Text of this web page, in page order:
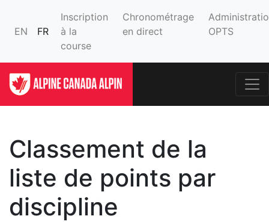
EN FR
Inscription
à la
course
Chronométrage
en direct
OPTS
Classement de la
liste de points par
discipline